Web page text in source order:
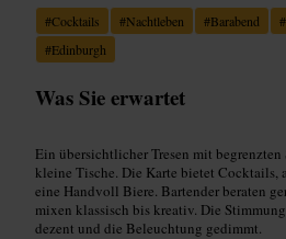
#Cocktails #Nachtleben #Barabend #
#Edinburgh
Was Sie erwartet
Ein übersichtlicher Tresen mit
kleine Tische. Die Karte bietet Cocktails,
eine Handvoll Biere. Bartender beraten
mixen klassisch bis kreativ. Die
dezent und die Beleuchtung gedimmt.